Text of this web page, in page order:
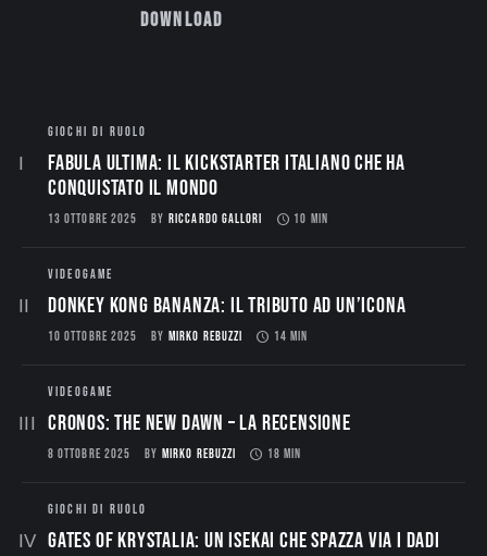
Download
GIOCHI DI RUOLO
Fabula Ultima: il Kickstarter italiano che ha
conquistato il mondo
13 OTTOBRE 2025 BY RICCARDO GALLORI 10 MIN
VIDEOGAME
Donkey Kong Bananza: Il Tributo ad un’Icona
10 OTTOBRE 2025 BY MIRKO REBUZZI 14 MIN
VIDEOGAME
CRONOS: THE NEW DAWN – La Recensione
8 OTTOBRE 2025 BY MIRKO REBUZZI 18 MIN
GIOCHI DI RUOLO
Gates of Krystalia: Un Isekai che spazza via i dadi